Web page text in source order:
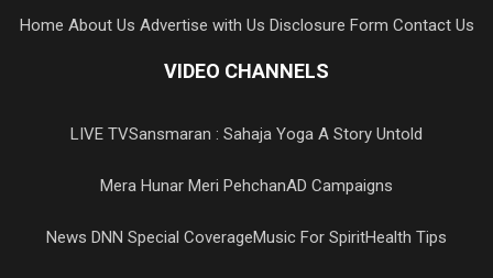
Home About Us Advertise with Us Disclosure Form Contact Us
VIDEO CHANNELS
LIVE TVSansmaran : Sahaja Yoga A Story Untold
Mera Hunar Meri PehchanAD Campaigns
News DNN Special CoverageMusic For SpiritHealth Tips